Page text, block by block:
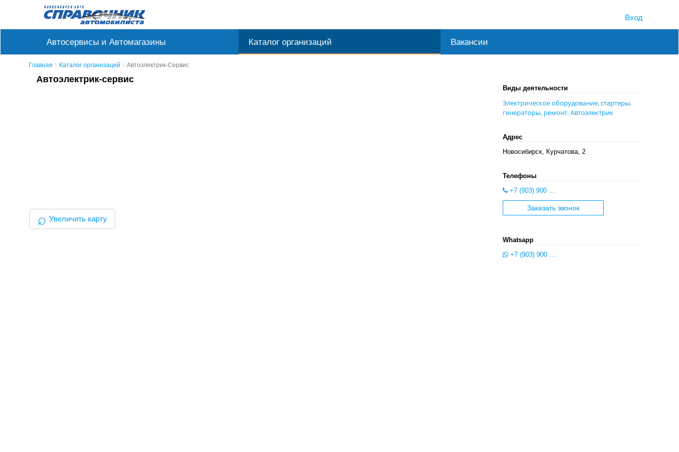
Вход
Автосервисы и Автомагазины Каталог организаций Вакансии
Главная Каталог организаций Автоэлектрик-Сервис
Автоэлектрик-сервис
⌕ Увеличить карту
Виды деятельности
Электрическое оборудование, стартеры,
генераторы, ремонт. Автоэлектрик
Адрес
Новосибирск, Курчатова, 2
Телефоны
+7 (903) 900 ...
Заказать звонок
Whatsapp
+7 (903) 900 ...